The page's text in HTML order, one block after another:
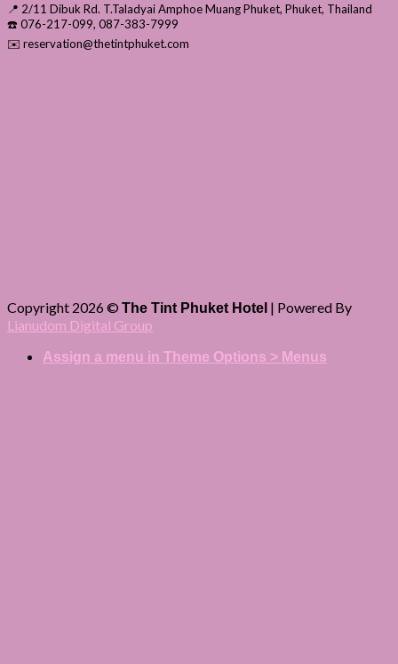
📍 2/11 Dibuk Rd. T.Taladyai Amphoe Muang Phuket, Phuket, Thailand
☎️ 076-217-099, 087-383-7999
✉️ reservation@thetintphuket.com
Copyright 2026 © The Tint Phuket Hotel | Powered By
Lianudom Digital Group
Assign a menu in Theme Options > Menus